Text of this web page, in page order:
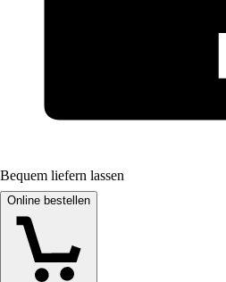
Bequem liefern lassen
Online bestellen